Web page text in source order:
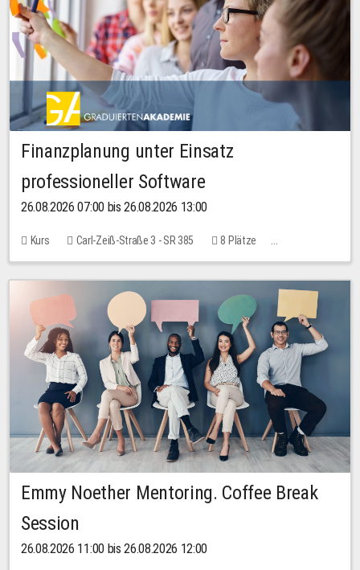
Finanzplanung unter Einsatz
professioneller Software
26.08.2026 07:00 bis 26.08.2026 13:00
Kurs Carl-Zeiß-Straße 3 - SR 385
8 Plätze
20,00 EUR
Emmy Noether Mentoring. Coffee Break
Session
26.08.2026 11:00 bis 26.08.2026 12:00